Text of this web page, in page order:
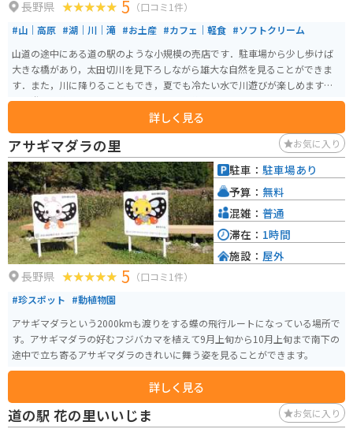
長野県 5 （口コミ1件）
#山｜高原 #湖｜川｜滝 #お土産 #カフェ｜軽食 #ソフトクリーム
山道の途中にある道の駅のような小規模の売店です．駐車場から少し歩けば
大きな橋があり，太田切川を見下ろしながら雄大な自然を見ることができま
す．また，川に降りることもでき，夏でも冷たい水で川遊びが楽しめます．
川で遊んだ後のすずらんソフトクリームは絶品です．
詳しく見る
アサギマダラの里 お気に入り
長野県 5 （口コミ1件）
#珍スポット #動植物園
アサギマダラという2000kmも渡りをする蝶の飛行ルートになっている場所で
す。アサギマダラの好むフジバカマを植えて9月上旬から10月上旬まで南下の
途中で立ち寄るアサギマダラのきれいに舞う姿を見ることができます。
詳しく見る
駐車： 駐車場あり
予算： 無料
混雑： 普通
滞在： 1時間
施設： 屋外
道の駅 花の里いいじま お気に入り